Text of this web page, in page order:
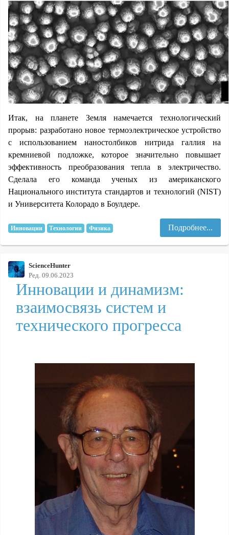
Итак, на планете Земля намечается технологический
прорыв: разработано новое термоэлектрическое устройство
с использованием наностолбиков нитрида галлия на
кремниевой подложке, которое значительно повышает
эффективность преобразования тепла в электричество.
Сделала его команда ученых из американского
Национального института стандартов и технологий (NIST)
и Университета Колорадо в Боулдере.
Инновации Технологии Физика Подробнее...
ScienceHunter
Ред. 09.06.2023
Инновации и динамизм:
взаимосвязь систем и
технического прогресса